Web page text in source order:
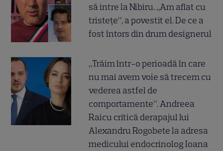
să intre la Nibiru. „Am aflat cu
tristețe”, a povestit el. De ce a
fost întors din drum designerul
„Trăim într-o perioadă în care
nu mai avem voie să trecem cu
vederea astfel de
comportamente”. Andreea
Raicu critică derapajul lui
Alexandru Rogobete la adresa
medicului endocrinolog Ioana